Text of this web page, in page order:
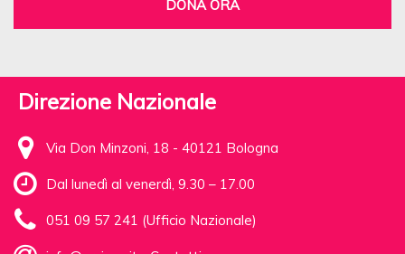
DONA ORA
Direzione Nazionale
Via Don Minzoni, 18 - 40121 Bologna
Dal lunedì al venerdì, 9.30 – 17.00
051 09 57 241 (Ufficio Nazionale)